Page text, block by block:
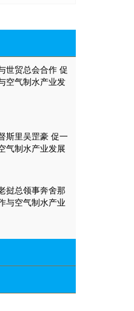
世贸总会合作 促
空气制水产业发
斯里吴罡豪 促一
气制水产业发展
挝总领事奔舍那
与空气制水产业
空气制水产业发